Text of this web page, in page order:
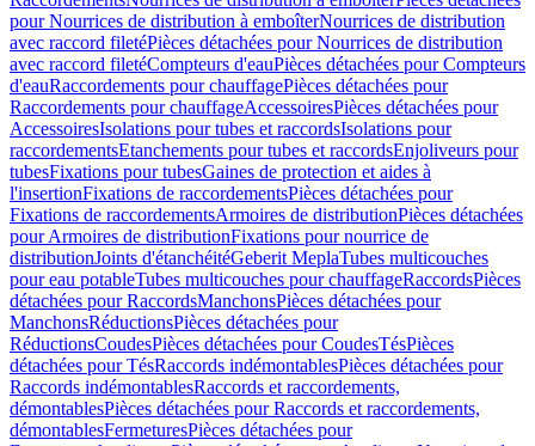
pour Nourrices de distribution à emboîterNourrices de distribution
avec raccord filetéPièces détachées pour Nourrices de distribution
avec raccord filetéCompteurs d'eauPièces détachées pour Compteurs
d'eauRaccordements pour chauffagePièces détachées pour
Raccordements pour chauffageAccessoiresPièces détachées pour
AccessoiresIsolations pour tubes et raccordsIsolations pour
raccordementsEtanchements pour tubes et raccordsEnjoliveurs pour
tubesFixations pour tubesGaines de protection et aides à
l'insertionFixations de raccordementsPièces détachées pour
Fixations de raccordementsArmoires de distributionPièces détachées
pour Armoires de distributionFixations pour nourrice de
distributionJoints d'étanchéitéGeberit MeplaTubes multicouches
pour eau potableTubes multicouches pour chauffageRaccordsPièces
détachées pour RaccordsManchonsPièces détachées pour
ManchonsRéductionsPièces détachées pour
RéductionsCoudesPièces détachées pour CoudesTésPièces
détachées pour TésRaccords indémontablesPièces détachées pour
Raccords indémontablesRaccords et raccordements,
démontablesPièces détachées pour Raccords et raccordements,
démontablesFermeturesPièces détachées pour